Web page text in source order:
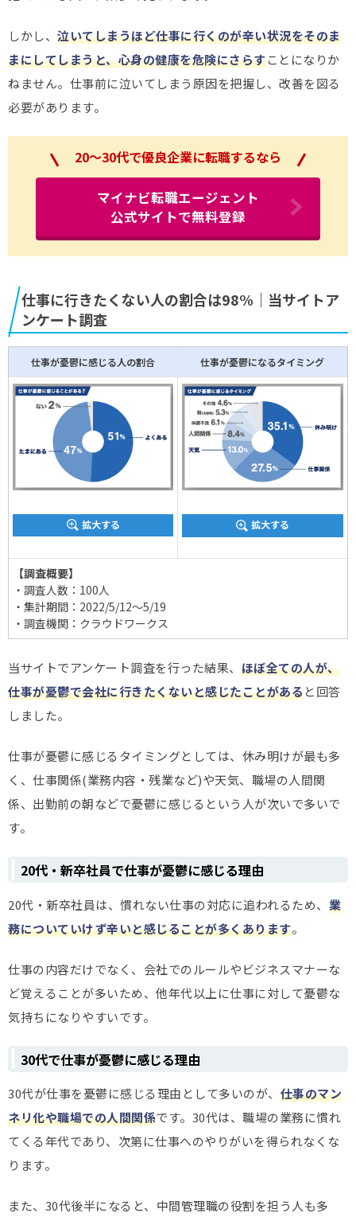
しかし、 泣いてしまうほど仕事に行くのが辛い状況をそのま
まにしてしまうと、心身の健康を危険にさらすことになりか
ねません。仕事前に泣いてしまう原因を把握し、改善を図る
必要があります。
20～30代で優良企業に転職するなら
マイナビ転職エージェント
公式サイトで無料登録
仕事に行きたくない人の割合は98%｜当サイトア
ンケート調査
仕事が憂鬱に感じる人の割合 仕事が憂鬱になるタイミング
拡大する 拡大する
【調査概要】
・調査人数：100人
・集計期間：2022/5/12～5/19
・調査機関：クラウドワークス
当サイトでアンケート調査を行った結果、 ほぼ全ての人が、
仕事が憂鬱で会社に行きたくないと感じたことがあると回答
しました。
仕事が憂鬱に感じるタイミングとしては、休み明けが最も多
く、仕事関係(業務内容・残業など)や天気、職場の人間関
係、出勤前の朝などで憂鬱に感じるという人が次いで多いで
す。
20代・新卒社員で仕事が憂鬱に感じる理由
20代・新卒社員は、慣れない仕事の対応に追われるため、 業
務についていけず辛いと感じることが多くあります。
仕事の内容だけでなく、会社でのルールやビジネスマナーな
ど覚えることが多いため、他年代以上に仕事に対して憂鬱な
気持ちになりやすいです。
30代で仕事が憂鬱に感じる理由
30代が仕事を憂鬱に感じる理由として多いのが、 仕事のマン
ネリ化や職場での人間関係です。30代は、職場の業務に慣れ
てくる年代であり、次第に仕事へのやりがいを得られなくな
ります。
また、30代後半になると、中間管理職の役割を担う人も多